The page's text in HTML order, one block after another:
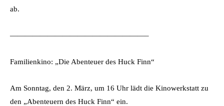
ab.
——————————————————–
Familienkino: „Die Abenteuer des Huck Finn“
Am Sonntag, den 2. März, um 16 Uhr lädt die Kinowerkstatt zu
den „Abenteuern des Huck Finn“ ein.